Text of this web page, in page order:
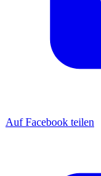
Auf Facebook teilen